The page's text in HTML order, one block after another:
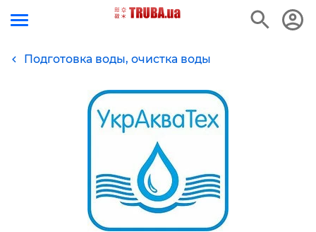
Подготовка воды, очистка воды